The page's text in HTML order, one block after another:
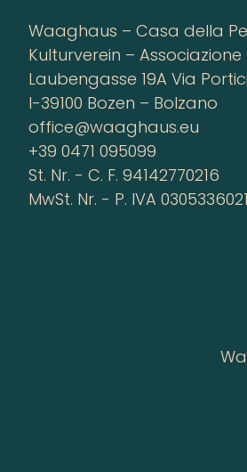
Waaghaus – Casa della
Kulturverein –
Laubengasse 19A Via Portici
I-39100 Bozen – Bolzano
office@waaghaus.eu
+39 0471 095099
St. Nr. - C. F. 94142770216
MwSt. Nr. - P. IVA